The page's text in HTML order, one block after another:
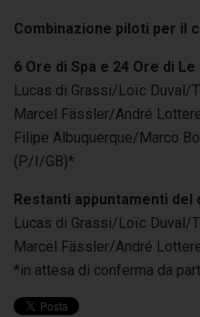
Combinazione piloti per il
6 Ore di Spa e 24 Ore di Le
Lucas di Grassi/Loïc Duval/
Marcel Fässler/André
Filipe Albuquerque/Marco
(P/I/GB)*
Restanti appuntamenti del
Lucas di Grassi/Loïc Duval/
Marcel Fässler/André
*in attesa di conferma da